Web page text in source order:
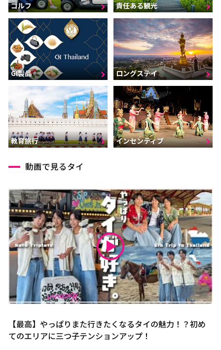
ゴルフ 責任ある観光
GI製品 ロングステイ
教育旅行 インセンティブ
動画で見るタイ
【最高】やっぱりまた行きたくなるタイの魅力！？初め
てのエリアに三つ子テンションアップ！